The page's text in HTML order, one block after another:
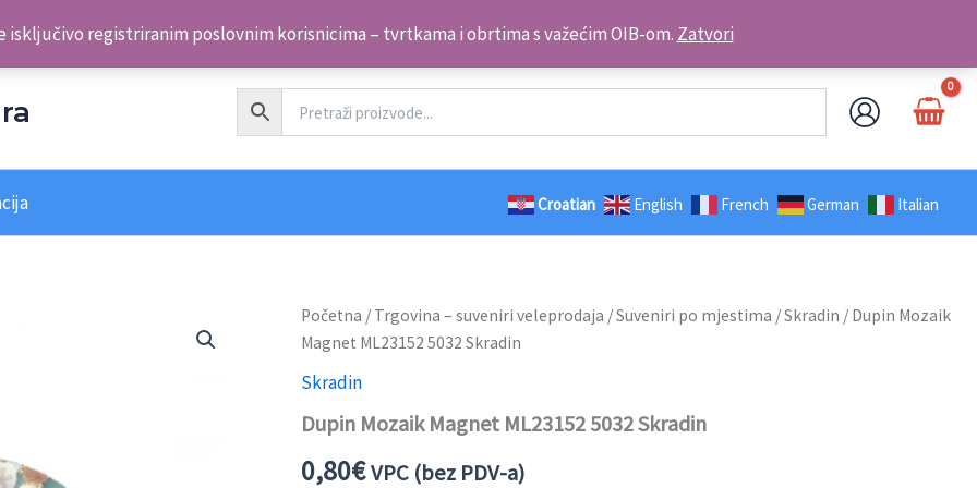
isključivo registriranim poslovnim korisnicima – tvrtkama i obrtima s važećim OIB-om. ZatvoriKontakt telefon: +385 98 179 3891
Croatian English French German Italian
Početna / Trgovina – suveniri veleprodaja /Suveniri po mjestima /Skradin / Dupin Mozaik
Magnet ML23152 5032 Skradin
Skradin
Dupin Mozaik Magnet ML23152 5032 Skradin
0,80€VPC (bez PDV-a)
Dupin
Mozaik
Magnet
ML23152
Skradin
količina